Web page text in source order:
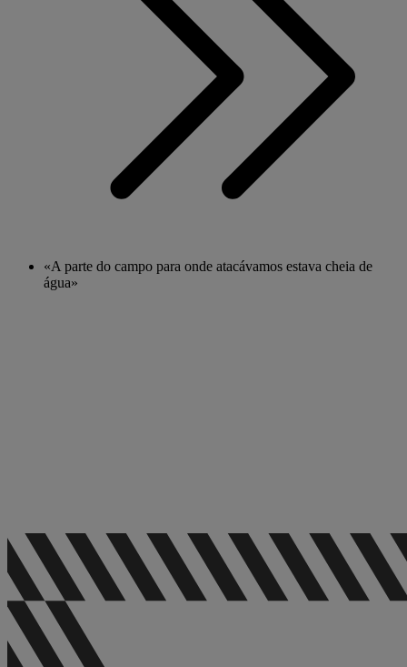
«A parte do campo para onde atacávamos estava cheia de
água»